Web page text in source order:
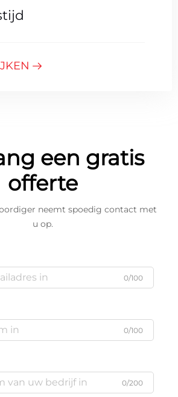
een gratis
offerte
neemt spoedig contact met
u op.
0/100
0/100
0/200